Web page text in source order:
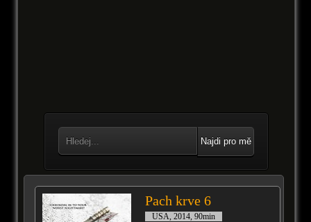
Najdi pro mě
Pach krve 6
USA, 2014, 90min